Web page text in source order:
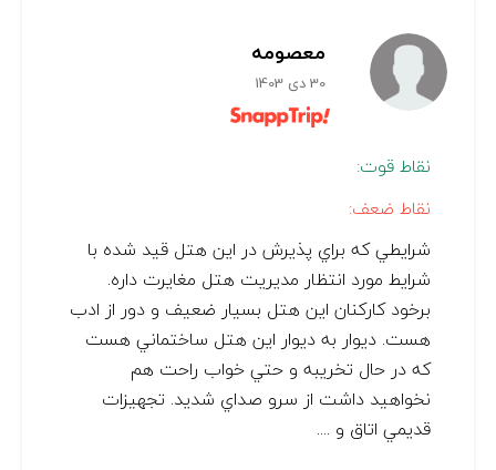
معصومه
30 دی 1403
نقاط قوت:
نقاط ضعف:
شرايطي كه براي پذيرش در اين هتل قيد شده با
شرايط مورد انتظار مديريت هتل مغايرت داره.
برخود كاركنان اين هتل بسيار ضعيف و دور از ادب
هست. ديوار به ديوار اين هتل ساختماني هست
كه در حال تخريبه و حتي خواب راحت هم
نخواهيد داشت از سرو صداي شديد. تجهيزات
قديمي اتاق و ....